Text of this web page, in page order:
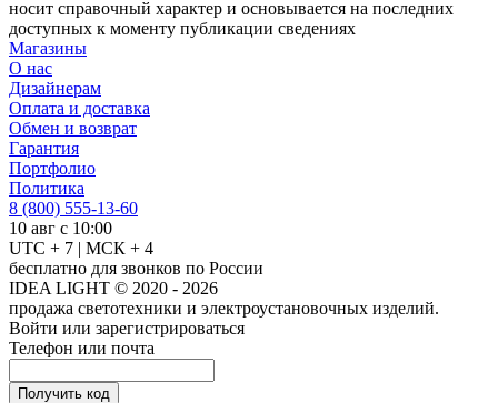
носит справочный характер и основывается на последних
доступных к моменту публикации сведениях
Магазины
О нас
Дизайнерам
Оплата и доставка
Обмен и возврат
Гарантия
Портфолио
Политика
8 (800) 555-13-60
10 авг с 10:00
UTC + 7 | МСК + 4
бесплатно для звонков по России
IDEA LIGHT © 2020 - 2026
продажа светотехники и электроустановочных изделий.
Войти или зарегистрироваться
Телефон или почта
Получить код